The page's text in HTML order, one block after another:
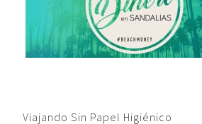
Viajando Sin Papel Higiénico